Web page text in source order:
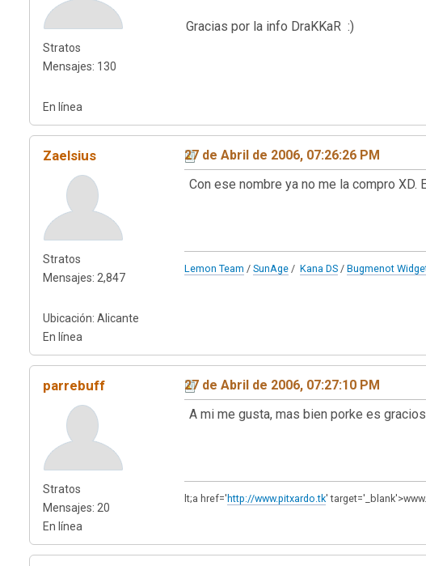
Stratos
Mensajes: 130
En línea
Gracias por la info DraKKaR :)
Zaelsius
Stratos
Mensajes: 2,847
Ubicación: Alicante
En línea
27 de Abril de 2006, 07:26:26 PM
Con ese nombre ya no me la compro XD.
Lemon Team / SunAge / Kana DS / Bugmenot
parrebuff
Stratos
Mensajes: 20
En línea
27 de Abril de 2006, 07:27:10 PM
A mi me gusta, mas bien porke es
lt;a href=' http://www.pitxardo.tk'